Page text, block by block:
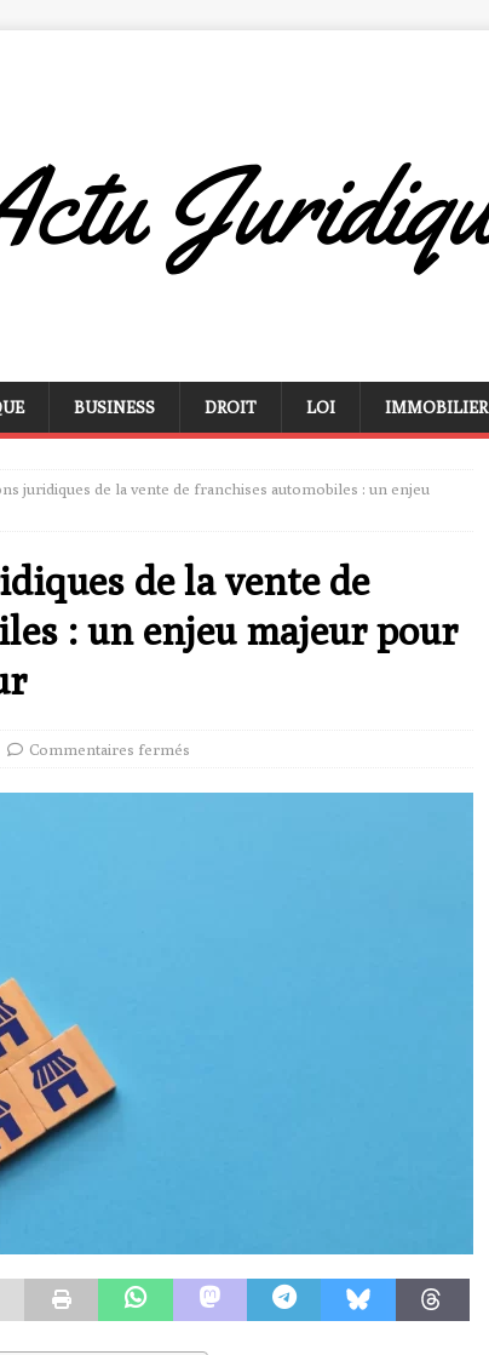
BUSINESS DROIT LOI IMMOBILIER
juridiques de la vente de franchises automobiles : un enjeu
de la vente de
: un enjeu majeur pour
Commentaires fermés